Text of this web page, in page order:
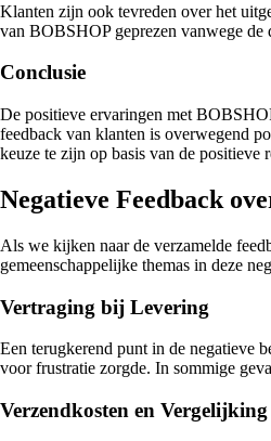
Klanten zijn ook tevreden over het
van BOBSHOP geprezen vanwege
Conclusie
De positieve ervaringen met
feedback van klanten is overwegend
keuze te zijn op basis van de positieve
Negatieve Feedback
Als we kijken naar de verzamelde
gemeenschappelijke themas in deze
Vertraging bij Levering
Een terugkerend punt in de negatieve
voor frustratie zorgde. In sommige
Verzendkosten en